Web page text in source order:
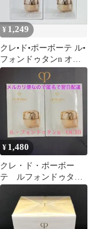
¥ 1,249
クレ•ド•ポーボーテ ル•
フォンドゥタンn オー
クル10✖️2包
¥ 1,480
クレ・ド・ポーボー
テ ルフォンドゥタンn
2枚